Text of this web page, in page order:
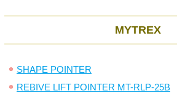
MYTREX
SHAPE POINTER
REBIVE LIFT POINTER MT-RLP-25B